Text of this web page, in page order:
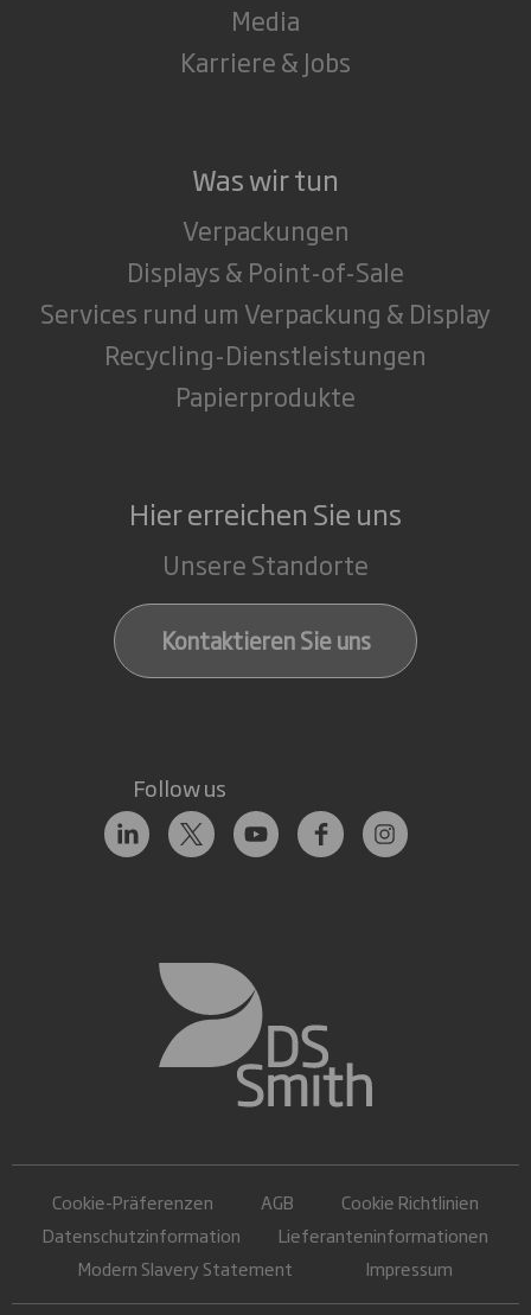
Media
Karriere & Jobs
Was wir tun
Verpackungen
Displays & Point-of-Sale
Services rund um Verpackung & Display
Recycling-Dienstleistungen
Papierprodukte
Hier erreichen Sie uns
Unsere Standorte
Kontaktieren Sie uns
Follow us
Cookie-Präferenzen AGB
Cookie Richtlinien
Datenschutzinformation
Lieferanteninformationen
Modern Slavery Statement
Impressum